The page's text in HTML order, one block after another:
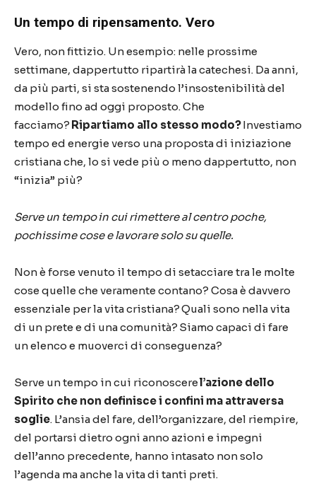
Un tempo di ripensamento. Vero
Vero, non fittizio. Un esempio: nelle prossime
settimane, dappertutto ripartirà la catechesi. Da anni,
da più parti, si sta sostenendo l’insostenibilità del
modello fino ad oggi proposto. Che
facciamo? Ripartiamo allo stesso modo?Investiamo
tempo ed energie verso una proposta di iniziazione
cristiana che, lo si vede più o meno dappertutto, non
“inizia” più?
Serve un tempo in cui rimettere al centro poche,
pochissime cose e lavorare solo su quelle.
Non è forse venuto il tempo di setacciare tra le molte
cose quelle che veramente contano? Cosa è davvero
essenziale per la vita cristiana? Quali sono nella vita
di un prete e di una comunità? Siamo capaci di fare
un elenco e muoverci di conseguenza?
Serve un tempo in cui riconoscerel’azione dello
Spirito che non definisce i confini ma attraversa
soglie. L’ansia del fare, dell’organizzare, del riempire,
del portarsi dietro ogni anno azioni e impegni
dell’anno precedente, hanno intasato non solo
l’agenda ma anche la vita di tanti preti.